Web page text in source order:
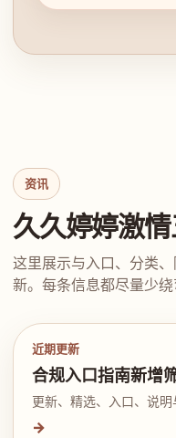
资讯
久久婷婷激
这里展示与入口、分类
新。每条信息都尽量少
近期更新
合规入口指南新增
更新、精选、入口、说明
→